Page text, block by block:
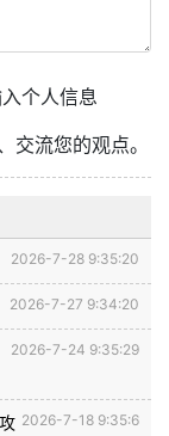
个人信息
流您的观点。
2026-7-28 9:35:20
2026-7-27 9:34:20
2026-7-24 9:35:29
2026-7-18 9:35:6